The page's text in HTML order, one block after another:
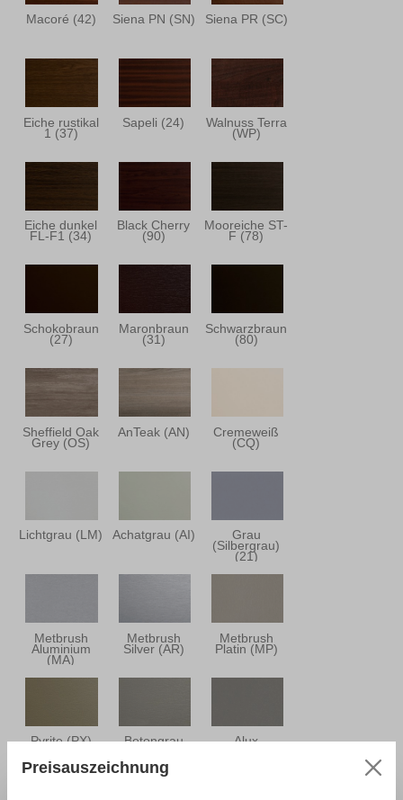
Macoré (42) Siena PN (SN) Siena PR (SC)
Eiche rustikal
1 (37)
Sapeli (24) Walnuss Terra
(WP)
Eiche dunkel
FL-F1 (34)
Black Cherry
(90)
Mooreiche ST-
F (78)
Schokobraun
(27)
Maronbraun
(31)
Schwarzbraun
(80)
Sheffield Oak
Grey (OS)
AnTeak (AN) Cremeweiß
(CQ)
Lichtgrau (LM) Achatgrau (AI) Grau
(Silbergrau)
(21)
Metbrush
Aluminium
(MA)
Metbrush
Silver (AR)
Metbrush
Platin (MP)
Pyrite (PX) Betongrau Alux
Preisauszeichnung